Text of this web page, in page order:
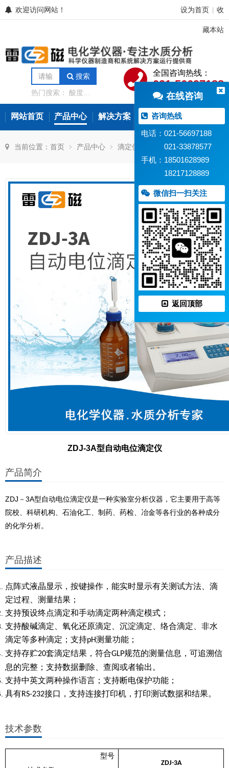
欢迎访问网站！ 设为首页 收
藏本站
搜索
热门搜索：酸度计
分析仪
微量水分分
析仪
氨氮测定仪
全国咨询热线：
021-56697188
网站首页 产品中心 解决方案 常见问题
当前位置： 首页 产品中心 滴定仪/水分仪 滴定仪
ZDJ-3A型自动电位滴定仪
产品简介
ZDJ－3A型自动电位滴定仪是一种实验室分析仪器，它主要用于高等
院校、科研机构、石油化工、制药、药检、冶金等各行业的各种成分
的化学分析。
产品描述
点阵式液晶显示，按键操作，能实时显示有关测试方法、滴
定过程、测量结果；
支持预设终点滴定和手动滴定两种滴定模式；
支持酸碱滴定、氧化还原滴定、沉淀滴定、络合滴定、非水
滴定等多种滴定；支持pH测量功能；
支持存贮20套滴定结果，符合GLP规范的测量信息，可追溯信
息的完整；支持数据删除、查阅或者输出。
支持中英文两种操作语言；支持断电保护功能；
具有RS-232接口，支持连接打印机，打印测试数据和结果。
技术参数
型号
ZDJ-3A
在线咨询
咨询热线
电话：021-56697188
021-33878577
手机：18501628989
18217128889
微信扫一扫关注
返回顶部